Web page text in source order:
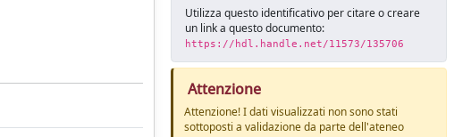
Utilizza questo identificativo per citare o creare
un link a questo documento:
https://hdl.handle.net/11573/135706
Attenzione
Attenzione! I dati visualizzati non sono stati
sottoposti a validazione da parte dell'ateneo